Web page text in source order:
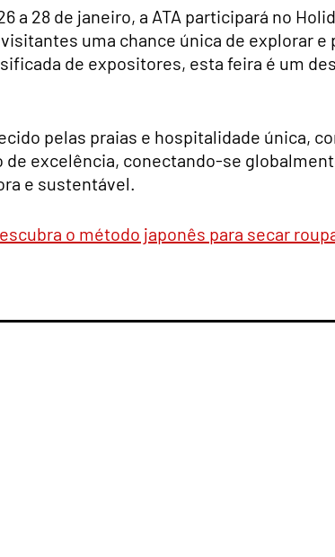
a 28 de janeiro, a ATA participará no
uma chance única de explorar
de expositores, esta feira é um
pelas praias e hospitalidade única,
excelência, conectando-se
e sustentável.
o método japonês para secar